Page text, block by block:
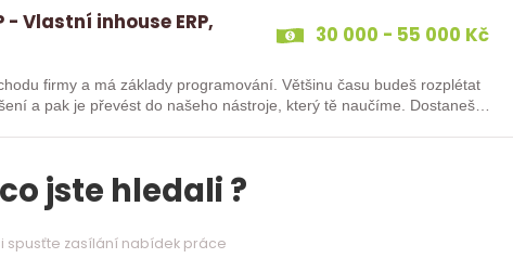
Vlastní inhouse ERP,
30 000 - 55 000 Kč
firmy a má základy programování. Většinu času budeš rozplétat
a pak je převést do našeho nástroje, který tě naučíme. Dostaneš…
jste hledali ?
spusťte zasílání nabídek práce